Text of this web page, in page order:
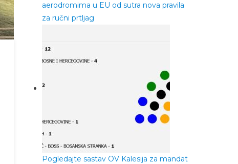
aerodromima u EU od sutra nova pravila
za ručni prtljag
Pogledajte sastav OV Kalesija za mandat